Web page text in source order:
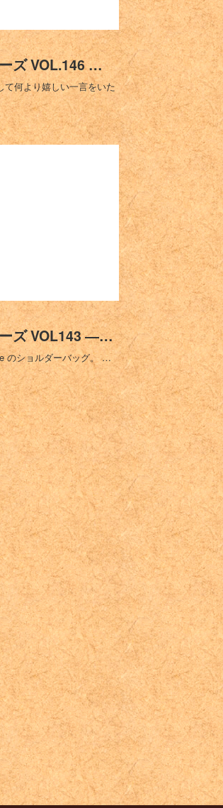
ズ VOL.146 …
て何より嬉しい一言をいた
ズ VOL143 ―…
のショルダーバッグ。 …